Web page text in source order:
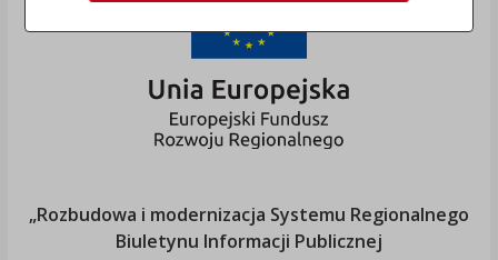
„Rozbudowa i modernizacja Systemu Regionalnego
Biuletynu Informacji Publicznej